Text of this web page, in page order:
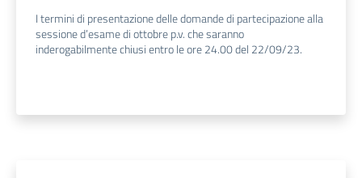
I termini di presentazione delle domande di partecipazione alla
sessione d’esame di ottobre p.v. che saranno
inderogabilmente chiusi entro le ore 24.00 del 22/09/23.